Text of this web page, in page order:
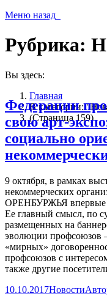
Меню назад
Рубрика:
Вы здесь:
Главная
В категории:
(Страница 159)
Федерации
свою арт-
социально
9 октября, в рамках
некоммерческих
ОРЕНБУРЖЬЯ впервые
Ее главный смысл, по
размещенных на
эволюции профсоюзов
«мирных»
профсоюзов с
также другие
10.10.2017Новости